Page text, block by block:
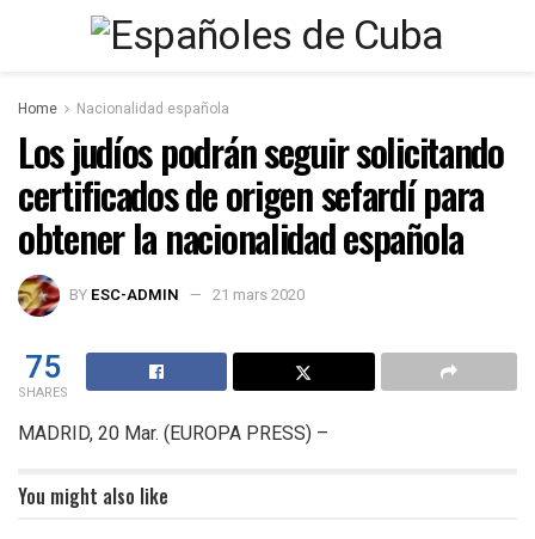
Home Nacionalidad española
Los judíos podrán seguir solicitando
certificados de origen sefardí para
obtener la nacionalidad española
BY ESC-ADMIN 21 mars 2020
75
SHARES
MADRID, 20 Mar. (EUROPA PRESS) –
You might also like